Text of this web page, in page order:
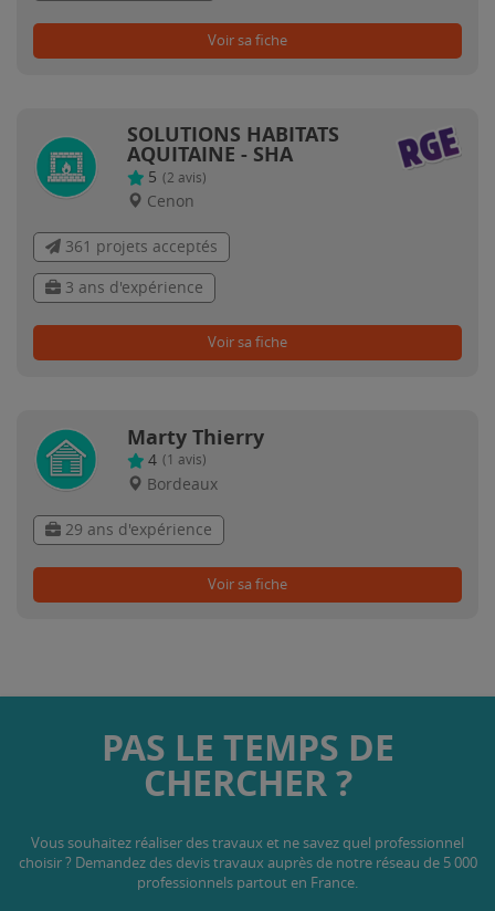
Voir sa fiche
SOLUTIONS HABITATS
AQUITAINE - SHA
5 (2 avis)
Cenon
361 projets acceptés
3 ans d'expérience
Voir sa fiche
Marty Thierry
4 (1 avis)
Bordeaux
29 ans d'expérience
Voir sa fiche
PAS LE TEMPS DE
CHERCHER ?
Vous souhaitez réaliser des travaux et ne savez quel professionnel
choisir ? Demandez des devis travaux auprès de notre réseau de 5 000
professionnels partout en France.